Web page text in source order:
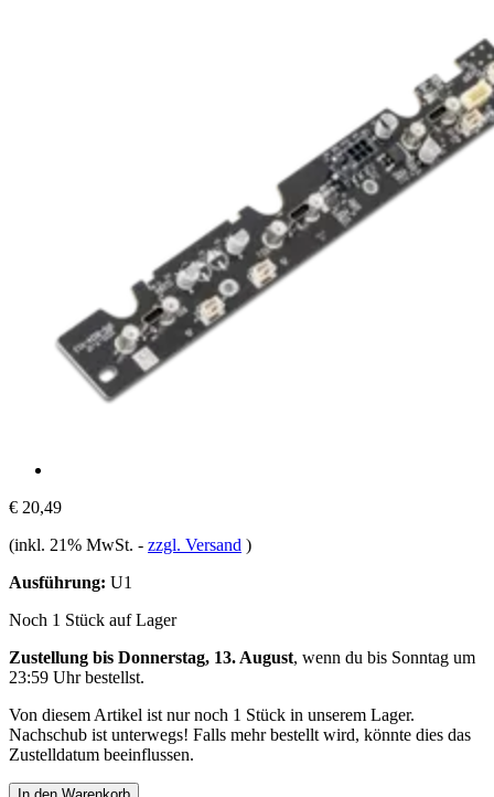
€ 20,49
(inkl. 21% MwSt. - zzgl. Versand )
Ausführung: U1
Noch 1 Stück auf Lager
Zustellung bis Donnerstag, 13. August, wenn du bis Sonntag um
23:59 Uhrbestellst.
Von diesem Artikel ist nur noch 1 Stück in unserem Lager.
Nachschub ist unterwegs! Falls mehr bestellt wird, könnte dies das
Zustelldatum beeinflussen.